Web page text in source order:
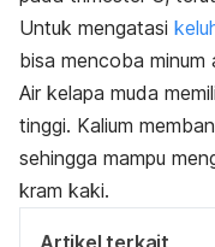
Untuk mengatasi
bisa mencoba minum
Air kelapa muda
tinggi. Kalium
sehingga mampu
kram kaki.
Artikel terkait